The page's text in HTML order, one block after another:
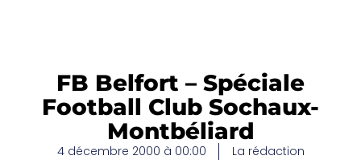
FB Belfort – Spéciale
Football Club Sochaux-
Montbéliard
4 décembre 2000 à 00:00 La rédaction